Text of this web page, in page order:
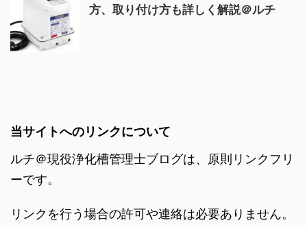
方、取り付け方も詳しく解説＠ルチ
当サイトへのリンクについて
ルチ＠現役浄化槽管理士ブログは、原則リンクフリ
ーです。
リンクを行う場合の許可や連絡は必要ありません。